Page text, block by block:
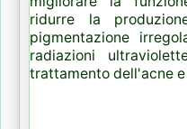
ridurre la
pigmentazione
radiazioni
trattamento dell'acne